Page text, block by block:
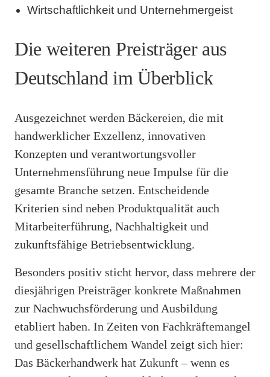
Wirtschaftlichkeit und Unternehmergeist
Die weiteren Preisträger aus
Deutschland im Überblick
Ausgezeichnet werden Bäckereien, die mit
handwerklicher Exzellenz, innovativen
Konzepten und verantwortungsvoller
Unternehmensführung neue Impulse für die
gesamte Branche setzen. Entscheidende
Kriterien sind neben Produktqualität auch
Mitarbeiterführung, Nachhaltigkeit und
zukunftsfähige Betriebsentwicklung.
Besonders positiv sticht hervor, dass mehrere der
diesjährigen Preisträger konkrete Maßnahmen
zur Nachwuchsförderung und Ausbildung
etabliert haben. In Zeiten von Fachkräftemangel
und gesellschaftlichem Wandel zeigt sich hier:
Das Bäckerhandwerk hat Zukunft – wenn es